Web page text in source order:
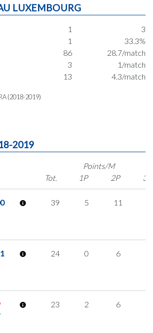
LUXEMBOURG
1
3
1
33.3%
86
28.7/match
3
1/match
13 4.3/match
(2018-2019)
2019
Points/M
Tot.
1P 2P 3P
39 5 11
24 0 6
23 2 6